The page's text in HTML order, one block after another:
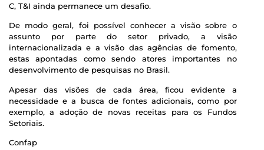
C, T&I ainda permanece um desafio.
De modo geral, foi possível conhecer a visão sobre o
assunto por parte do setor privado, a visão
internacionalizada e a visão das agências de fomento,
estas apontadas como sendo atores importantes no
desenvolvimento de pesquisas no Brasil.
Apesar das visões de cada área, ficou evidente a
necessidade e a busca de fontes adicionais, como por
exemplo, a adoção de novas receitas para os Fundos
Setoriais.
Confap